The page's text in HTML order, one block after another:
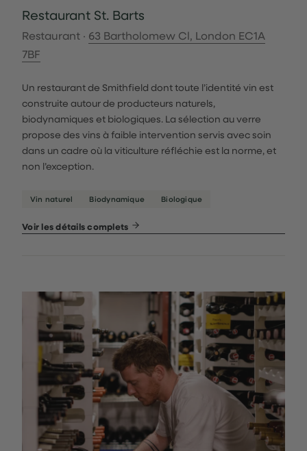
Restaurant St. Barts
Restaurant · 63 Bartholomew Cl, London EC1A
7BF
Un restaurant de Smithfield dont toute l’identité vin est
construite autour de producteurs naturels,
biodynamiques et biologiques. La sélection au verre
propose des vins à faible intervention servis avec soin
dans un cadre où la viticulture réfléchie est la norme, et
non l’exception.
Vin naturel Biodynamique Biologique
Voir les détails complets